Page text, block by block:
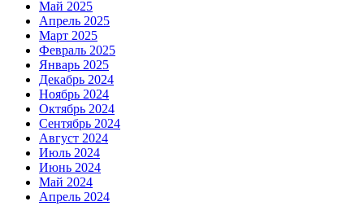
Май 2025
Апрель 2025
Март 2025
Февраль 2025
Январь 2025
Декабрь 2024
Ноябрь 2024
Октябрь 2024
Сентябрь 2024
Август 2024
Июль 2024
Июнь 2024
Май 2024
Апрель 2024